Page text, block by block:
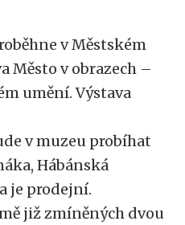
v Městském
Město v obrazech –
umění. Výstava
v muzeu probíhat
Hábánská
je prodejní.
již zmíněných dvou